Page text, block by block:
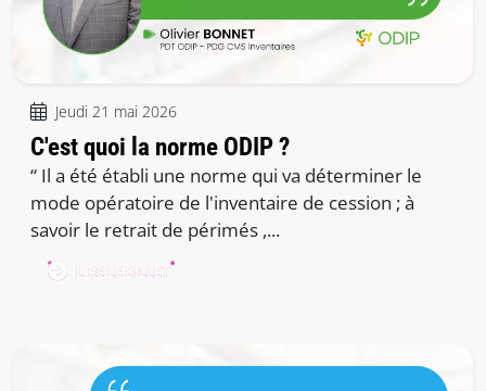
Jeudi 21 mai 2026
C'est quoi la norme ODIP ?
“ Il a été établi une norme qui va déterminer le
mode opératoire de l'inventaire de cession ; à
savoir le retrait de périmés ,...
LIRE LE BILLET